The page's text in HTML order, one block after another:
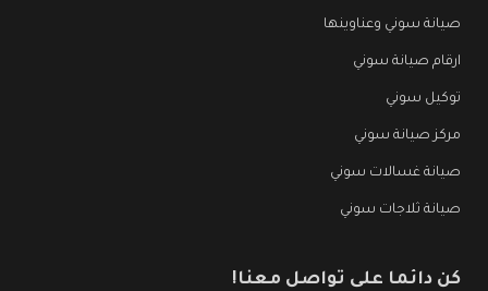
صيانة سوني وعناوينها
ارقام صيانة سوني
توكيل سوني
مركز صيانة سوني
صيانة غسالات سوني
صيانة ثلاجات سوني
كن دائما على تواصل معنا!